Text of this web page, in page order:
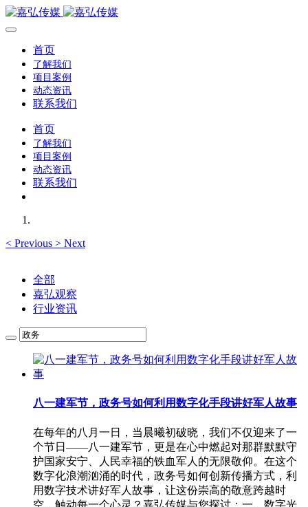
首页
了解我们
项目案例
动态资讯
联系我们
首页
了解我们
项目案例
动态资讯
联系我们
< Previous > Next
全部
嘉弘观察
行业资讯
八一建军节，政务号如何利用数字化手段讲好军人故事
在每年的八月一日，当晨曦初破晓，我们不仅迎来了一
个节日——八一建军节，更是在心中燃起对那群默默守
护国家安宁、人民幸福的铁血军人的无限敬仰。在这个
数字化浪潮汹涌的时代，政务号如何创新传播方式，利
用数字技术讲好军人故事，让这份崇高的敬意跨越时
空，触动每一个心灵？嘉弘传媒与您探讨：一、数字光